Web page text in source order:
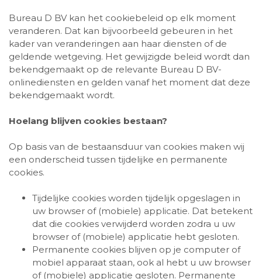
Bureau D BV kan het cookiebeleid op elk moment
veranderen. Dat kan bijvoorbeeld gebeuren in het
kader van veranderingen aan haar diensten of de
geldende wetgeving. Het gewijzigde beleid wordt dan
bekendgemaakt op de relevante Bureau D BV-
onlinediensten en gelden vanaf het moment dat deze
bekendgemaakt wordt.
Hoelang blijven cookies bestaan?
Op basis van de bestaansduur van cookies maken wij
een onderscheid tussen tijdelijke en permanente
cookies.
Tijdelijke cookies worden tijdelijk opgeslagen in
uw browser of (mobiele) applicatie. Dat betekent
dat die cookies verwijderd worden zodra u uw
browser of (mobiele) applicatie hebt gesloten.
Permanente cookies blijven op je computer of
mobiel apparaat staan, ook al hebt u uw browser
of (mobiele) applicatie gesloten. Permanente